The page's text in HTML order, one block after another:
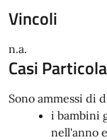
Vincoli
n.a.
Casi
Sono ammessi di
i bambini
nell'anno